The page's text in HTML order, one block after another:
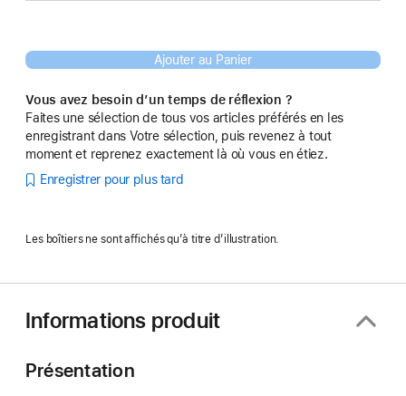
Ajouter au Panier
Vous avez besoin d’un temps de réflexion ?
Faites une sélection de tous vos articles préférés en les
enregistrant dans Votre sélection, puis revenez à tout
moment et reprenez exactement là où vous en étiez.
Enregistrer pour plus tard
Les boîtiers ne sont affichés qu’à titre d’illustration.
Informations produit
Présentation